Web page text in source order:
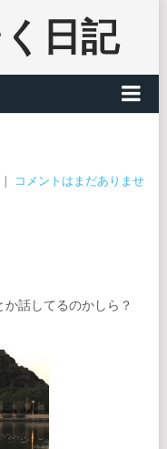
日記
コメントはまだありませ
か話してるのかしら？